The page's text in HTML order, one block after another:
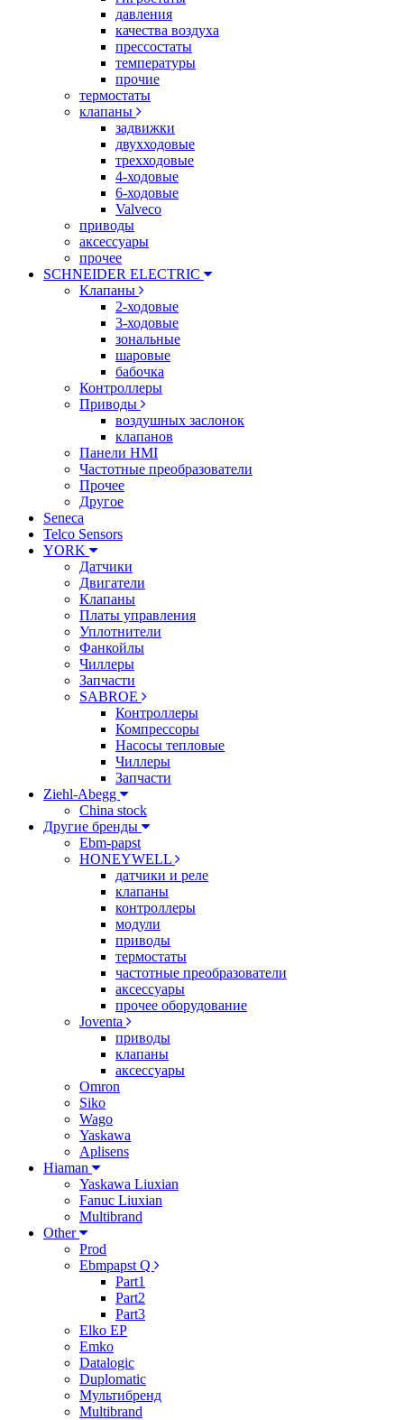
давления
качества воздуха
прессостаты
температуры
прочие
термостаты
клапаны
задвижки
двухходовые
трехходовые
4-ходовые
6-ходовые
Valveco
приводы
аксессуары
прочее
SCHNEIDER ELECTRIC
Клапаны
2-ходовые
3-ходовые
зональные
шаровые
бабочка
Контроллеры
Приводы
воздушных заслонок
клапанов
Панели HMI
Частотные преобразователи
Прочее
Другое
Seneca
Telco Sensors
YORK
Датчики
Двигатели
Клапаны
Платы управления
Уплотнители
Фанкойлы
Чиллеры
Запчасти
SABROE
Контроллеры
Компрессоры
Насосы тепловые
Чиллеры
Запчасти
Ziehl-Abegg
China stock
Другие бренды
Ebm-papst
HONEYWELL
датчики и реле
клапаны
контроллеры
модули
приводы
термостаты
частотные преобразователи
аксессуары
прочее оборудование
Joventa
приводы
клапаны
аксессуары
Omron
Siko
Wago
Yaskawa
Aplisens
Hiaman
Yaskawa Liuxian
Fanuc Liuxian
Multibrand
Other
Prod
Ebmpapst Q
Part1
Part2
Part3
Elko EP
Emko
Datalogic
Duplomatic
Мультибренд
Multibrand